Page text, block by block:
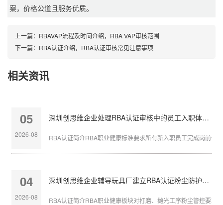
案，价格公道且服务优质。
上一篇： RBAVAP流程及时间介绍，RBA VAP审核范围
下一篇： RBA认证介绍，RBA认证审核常见注意事项
相关资讯
05
2026-08
深圳创思维企业处理RBA认证审核中的员工入职体检缺失
RBA认证简介RBA职业健康标准要求所有新入职员工完成岗前体
04
2026-08
深圳创思维企业辅导玩具厂建立RBA认证粉尘防护体系
RBA认证简介RBA职业健康板块对打磨、抛光工序粉尘管控要求